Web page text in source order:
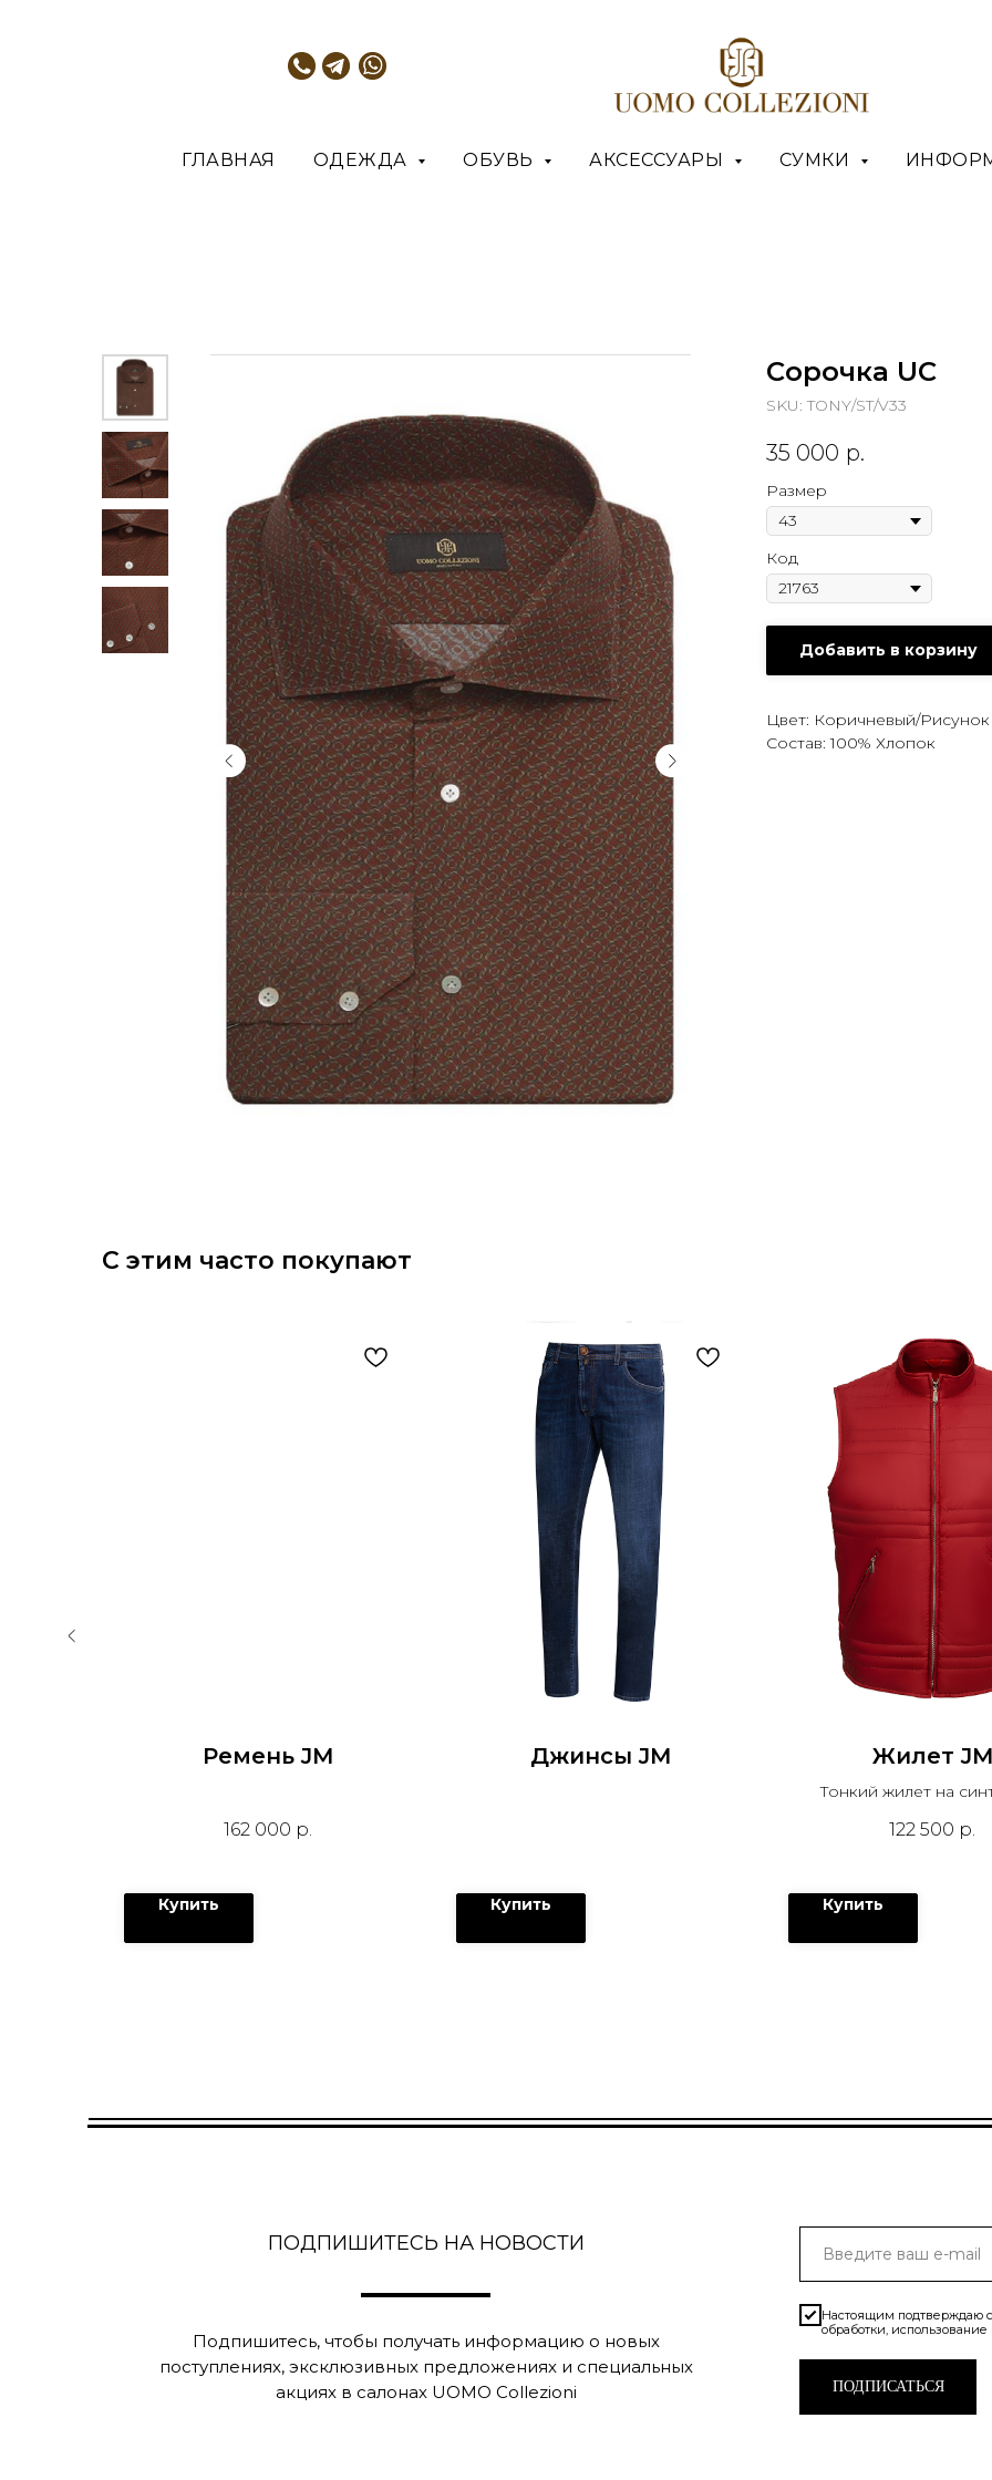
ГЛАВНАЯ ОДЕЖДА ОБУВЬ АКСЕССУАРЫ СУМКИ
Сорочка UC
SKU:TONY/ST/V33
35 000 р.
Размер
Код
Добавить в корзину
Цвет: Коричневый/Рисунок
Состав: 100% Хлопок
С этим часто покупают
Ремень JM
162 000 р.
Купить
Джинсы JM
Купить
Жилет JM
Тонкий жилет на
122 500 р.
Купить
Настоящим подтверждаю
обработки,
ПОДПИСАТЬСЯ
ПОДПИШИТЕСЬ НА НОВОСТИ
Подпишитесь, чтобы получать информацию о новых
поступлениях, эксклюзивных предложениях и специальных
акциях в салонах UOMO Collezioni